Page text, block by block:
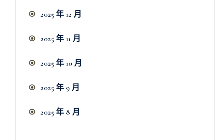
2025 年 12 月
2025 年 11 月
2025 年 10 月
2025 年 9 月
2025 年 8 月